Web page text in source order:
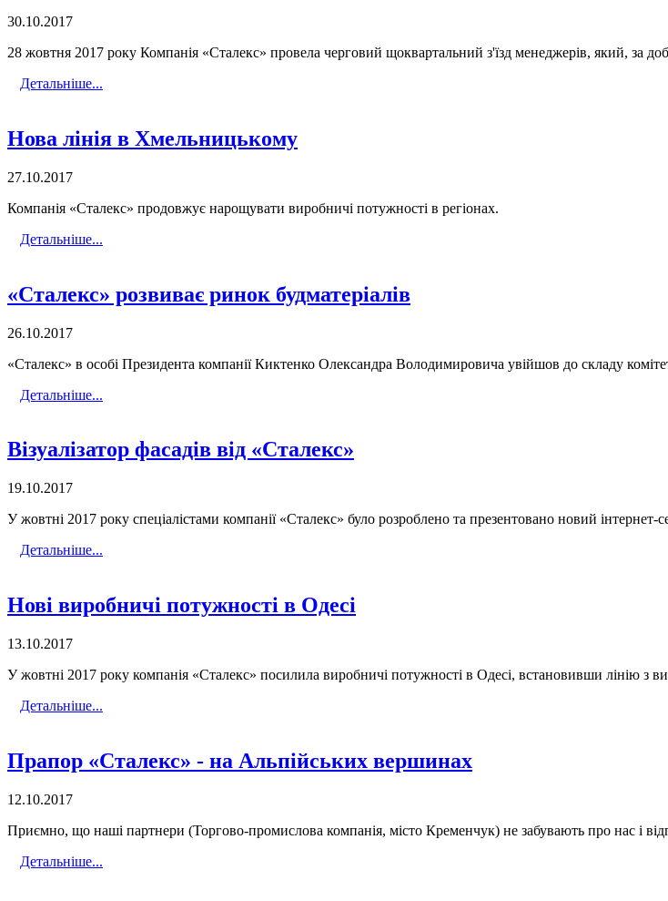
30.10.2017
28 жовтня 2017 року Компанія «Сталекс» провела черговий щоквартальний з'їзд менеджерів, який, за
Детальніше...
Нова лінія в Хмельницькому
27.10.2017
Компанія «Сталекс» продовжує нарощувати виробничі потужності в регіонах.
Детальніше...
«Сталекс» розвиває ринок будматеріалів
26.10.2017
«Сталекс» в особі Президента компанії Киктенко Олександра Володимировича увійшов до складу
Детальніше...
Візуалізатор фасадів від «Сталекс»
19.10.2017
У жовтні 2017 року спеціалістами компанії «Сталекс» було розроблено та презентовано новий інтернет-
Детальніше...
Нові виробничі потужності в Одесі
13.10.2017
У жовтні 2017 року компанія «Сталекс» посилила виробничі потужності в Одесі, встановивши лінію з
Детальніше...
Прапор «Сталекс» - на Альпійських вершинах
12.10.2017
Приємно, що наші партнери (Торгово-промислова компанія, місто Кременчук) не забувають про нас і
Детальніше...